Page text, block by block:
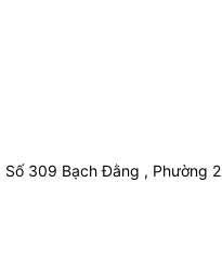
309 Bạch Đằng , Phường